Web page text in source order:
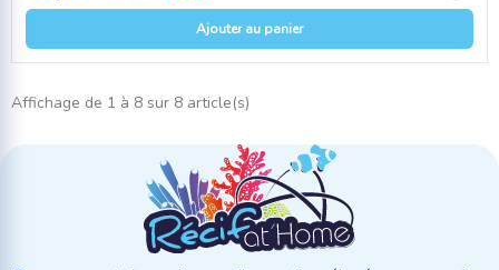
Ajouter au panier
Affichage de 1 à 8 sur 8 article(s)